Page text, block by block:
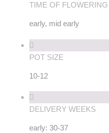
TIME OF FLOWERING
early, mid early
POT SIZE
10-12
DELIVERY WEEKS
early: 30-37